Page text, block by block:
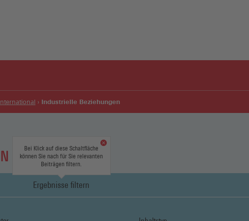
Industrielle Beziehungen
Ergebnisse filtern
Bei Klick auf diese Schaltfläche
können Sie nach für Sie relevanten
Beiträgen filtern.